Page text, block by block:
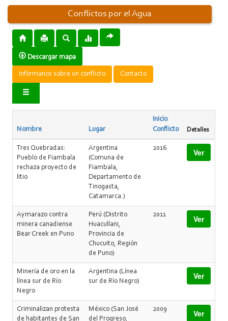
Conflictos por el Agua
Descargar mapa
Infórmanos sobre un conflicto Contacto
Nombre Lugar
Inicio
Conflicto
Detalles
Tres Quebradas:
Pueblo de Fiambala
rechaza proyecto de
litio
Argentina
(Comuna de
Fiambala,
Departamento de
Tinogasta,
Catamarca.)
2016 Ver
Aymarazo contra
minera canadiense
Bear Creek en Puno
Perú (Distrito
Huacullani,
Provincia de
Chucuito, Región
de Puno)
2011 Ver
Minería de oro en la
línea sur de Río
Negro
Argentina (Línea
sur de Río Negro)
Ver
Criminalizan protesta
de habitantes de San
México (San José
del Progreso,
2009 Ver